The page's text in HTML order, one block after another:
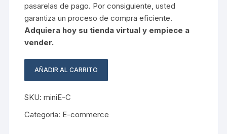
pasarelas de pago. Por consiguiente, usted
garantiza un proceso de compra eficiente.
Adquiera hoy su tienda virtual y empiece a
vender.
Mini
Virtual
cantidad
AÑADIR AL CARRITO
SKU:miniE-C
Categoría: E-commerce